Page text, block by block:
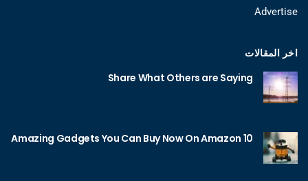
Advertise
اخر المقالات
Share What Others are Saying
10 Amazing Gadgets You Can Buy Now On Amazon